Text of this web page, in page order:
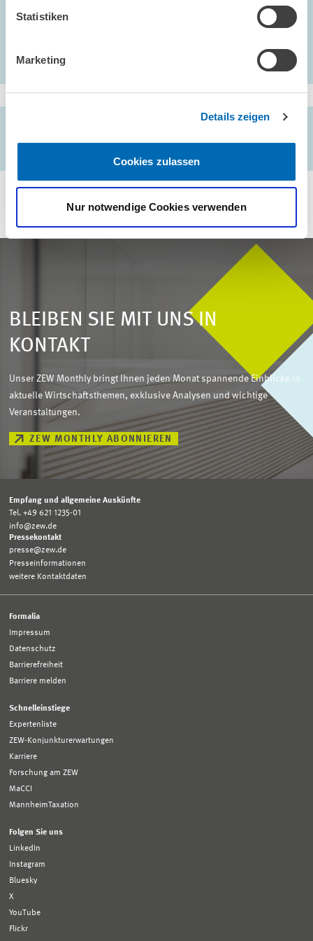
Statistiken
Marketing
Details zeigen
Cookies zulassen
Nur notwendige Cookies verwenden
Clemens Fuest
BLEIBEN SIE MIT UNS IN
KONTAKT
Unser ZEW Monthly bringt Ihnen jeden Monat spannende Einblicke in
aktuelle Wirtschaftsthemen, exklusive Analysen und wichtige
Veranstaltungen.
ZEW MONTHLY ABONNIEREN
Empfang und allgemeine Auskünfte
Tel. +49 621 1235-01
info@zew.de
Pressekontakt
presse@zew.de
Presseinformationen
weitere Kontaktdaten
Formalia
Impressum
Datenschutz
Barrierefreiheit
Barriere melden
Schnelleinstiege
Expertenliste
ZEW-Konjunkturerwartungen
Karriere
Forschung am ZEW
MaCCI
MannheimTaxation
Folgen Sie uns
LinkedIn
Instagram
Bluesky
X
YouTube
Flickr